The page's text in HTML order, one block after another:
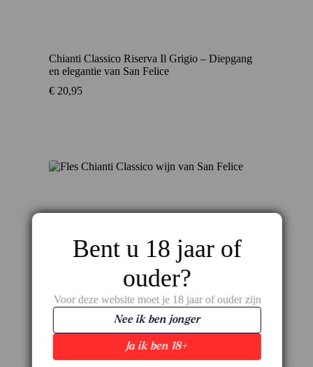
Chianti Classico Riserva Il Grigio – Diepgang
en elegantie van San Felice
€ 20,95
Bent u 18 jaar of
ouder?
Voor deze website moet je 18 jaar of ouder zijn
Ja ik ben 18+
Nee ik ben jonger